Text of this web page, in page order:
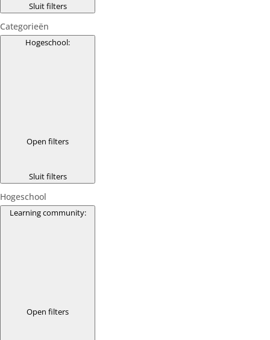
Sluit filters
Categorieën
Hogeschool:
Open filters
Sluit filters
Hogeschool
Learning community:
Open filters